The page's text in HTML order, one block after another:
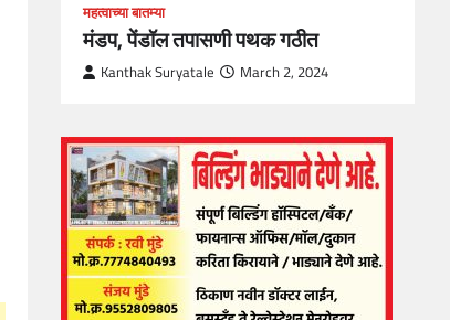
महत्वाच्या बातम्या
मंडप, पेंडॉल तपासणी पथक गठीत
Kanthak Suryatale March 2, 2024